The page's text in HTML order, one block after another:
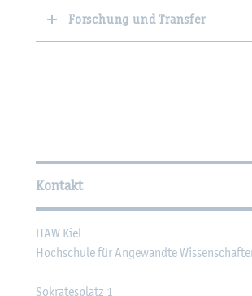
Forschung und Transfer
Wei­ter­füh­ren­de
Kontakt
HAW Kiel
Hoch­schu­le für An­ge­wand­te
So­kra­tes­platz 1